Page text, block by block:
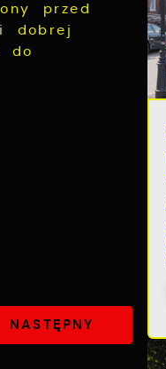
przed
dobrej
do
NASTĘPNY